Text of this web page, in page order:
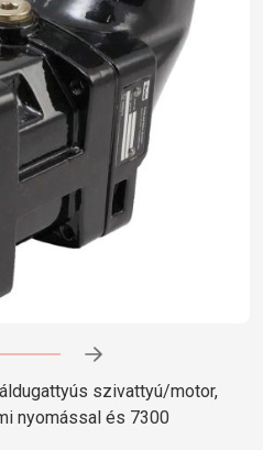
szivattyú/motor,
nyomással és 7300